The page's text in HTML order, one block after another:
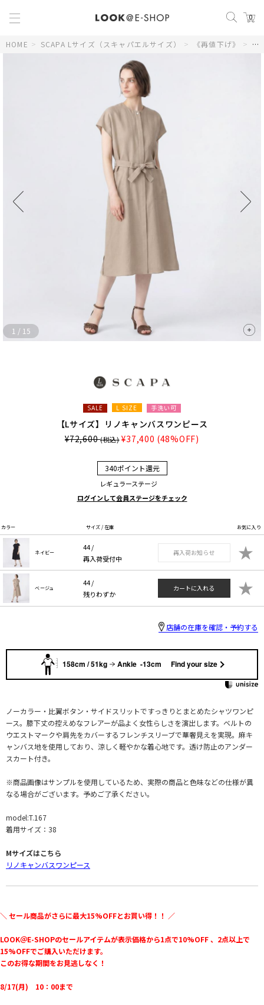
0
HOME > SCAPA Lサイズ（スキャパエルサイズ） > 《再値下げ》 > 【
1 / 15
SALE L SIZE 手洗い可
【Lサイズ】リノキャンバスワンピース
¥72,600(税込) ¥37,400 (48%OFF)
340ポイント還元
レギュラーステージ
ログインして会員ステージをチェック
カラー サイズ / 在庫 お気に入り
ネイビー
44 /
再入荷受付中
再入荷お知らせ ★
ベージュ
44 /
残りわずか
カートに入れる ★
店舗の在庫を確認・予約する
158cm / 51kg Ankle -13cm Find your size
ノーカラー・比翼ボタン・サイドスリットですっきりとまとめたシャツワンピ
ース。膝下丈の控えめなフレアーが品よく女性らしさを演出します。ベルトの
ウエストマークや肩先をカバーするフレンチスリーブで華奢見えを実現。麻キ
ャンバス地を使用しており、涼しく軽やかな着心地です。透け防止のアンダー
スカート付き。
※商品画像はサンプルを使用しているため、実際の商品と色味などの仕様が異
なる場合がございます。予めご了承ください。
model:T.167
着用サイズ：38
Mサイズはこちら
リノキャンバスワンピース
＼ セール商品がさらに最大15%OFFとお買い得！！ ／
LOOK＠E-SHOPのセールアイテムが表示価格から1点で10%OFF 、2点以上で
15%OFFでご購入いただけます。
このお得な期間をお見逃しなく！
8/17(月) 10：00まで